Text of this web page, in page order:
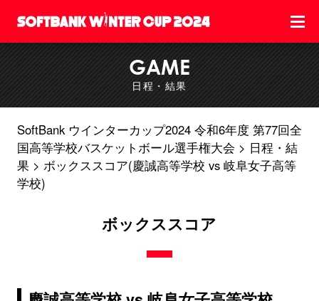
GAME
日程・結果
SoftBank ウインターカップ2024 令和6年度 第77回全
国高等学校バスケットボール選手権大会
日程・結
果
ボックススコア(慶誠高等学校 vs 岐阜女子高等
学校)
ボックススコア